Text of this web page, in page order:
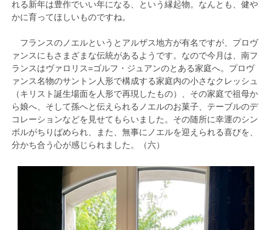
れる新年は豊作でいい年になる、という縁起物。なんとも、健や
かに育ってほしいものですね。
フランスのノエルというとアルザス地方が有名ですが、プロヴ
ァンスにもさまざまな伝統があるようです。なので今月は、南フ
ランスはヴァロリス=ゴルフ・ジュアンのとある家庭へ。プロヴ
ァンス名物のサントン人形で構成する家庭内の小さなクレッシュ
（キリスト誕生場面を人形で再現したもの）、その家庭で祖母か
ら娘へ、そして孫へと伝えられるノエルのお菓子、テーブルのデ
コレーションなどを見せてもらいました。その随所に幸運のシン
ボルがちりばめられ、また、無事にノエルを迎えられる喜びを、
分かち合う心が感じられました。（六）